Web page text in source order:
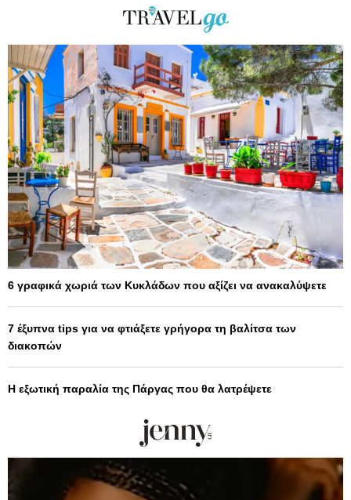
6 γραφικά χωριά των Κυκλάδων που αξίζει να ανακαλύψετε
7 έξυπνα tips για να φτιάξετε γρήγορα τη βαλίτσα των
διακοπών
Η εξωτική παραλία της Πάργας που θα λατρέψετε